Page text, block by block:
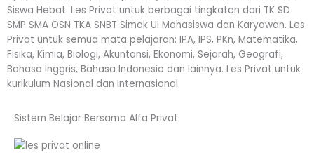
Siswa Hebat. Les Privat untuk berbagai tingkatan dari TK SD
SMP SMA OSN TKA SNBT Simak UI Mahasiswa dan Karyawan. Les
Privat untuk semua mata pelajaran: IPA, IPS, PKn, Matematika,
Fisika, Kimia, Biologi, Akuntansi, Ekonomi, Sejarah, Geografi,
Bahasa Inggris, Bahasa Indonesia dan lainnya. Les Privat untuk
kurikulum Nasional dan Internasional.
Sistem Belajar Bersama Alfa Privat